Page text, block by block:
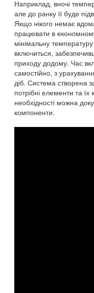
Наприклад, вночі
але до ранку її буде
Якщо нікого немає
працювати в
мінімальну
включиться,
приходу додому. Час
самостійно, з
діб. Система створена
потрібні елементи та їх
необхідності можна
компоненти.